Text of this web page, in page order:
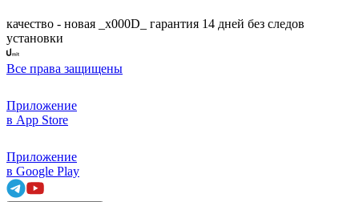
качество - новая _x000D_ гарантия 14 дней без следов
установки
Все права защищены
Приложение
в App Store
Приложение
в Google Play